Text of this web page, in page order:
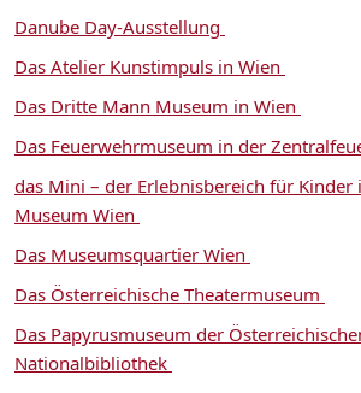
Danube Day-Ausstellung
Das Atelier Kunstimpuls in Wien
Das Dritte Mann Museum in Wien
Das Feuerwehrmuseum in der
das Mini – der Erlebnisbereich für Kinder
Museum Wien
Das Museumsquartier Wien
Das Österreichische Theatermuseum
Das Papyrusmuseum der
Nationalbibliothek